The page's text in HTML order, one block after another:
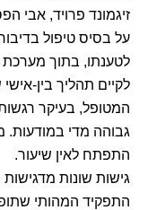
זיגמונד פרויד, אבי
על בסיס טיפול
לטענתו, בתוך מערכת
לקיים תהליך בין-
המטופל, בעיקר
גבוהה מדי במודעות.
התפתח לאין שיעור.
גישות שונות
התפקיד המהותי